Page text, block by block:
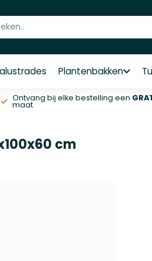
Plantenbakken
Ontvang bij elke bestelling een
maat
cm